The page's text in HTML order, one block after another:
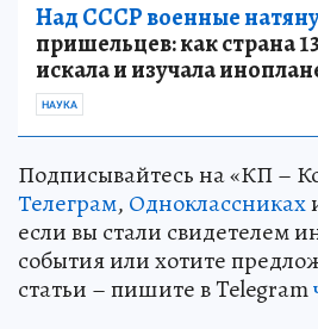
Над СССР военные
пришельцев: как страна
искала и изучала
НАУКА
Подписывайтесь на «КП –
Телеграм, Одноклассниках
если вы стали свидетелем
события или хотите
статьи – пишите в Telegram